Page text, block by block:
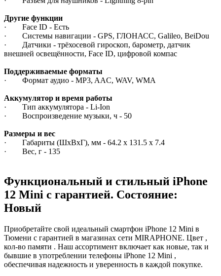
Другие функции
· Face ID - Есть
· Системы навигации - GPS, ГЛОНАСС, Galileo, BeiDou
· Датчики - трёхосевой гироскоп, барометр, датчик
внешней освещённости, Face ID, цифровой компас
Поддерживаемые форматы
· Формат аудио - MP3, AAC, WAV, WMA
Аккумулятор и время работы
· Тип аккумулятора - Li-Ion
· Воспроизведение музыки, ч - 50
Размеры и вес
· Габариты (ШxВxГ), мм - 64.2 x 131.5 x 7.4
· Вес, г - 135
Функциональный и стильный iPhone
12 Mini с гарантией. Состояние:
Новый
Приобретайте свой идеальный смартфон iPhone 12 Mini в
Тюмени с гарантией в магазинах сети MIRAPHONE. Цвет ,
кол-во памяти . Наш ассортимент включает как новые, так и
бывшие в употреблении телефоны iPhone 12 Mini ,
обеспечивая надежность и уверенность в каждой покупке.